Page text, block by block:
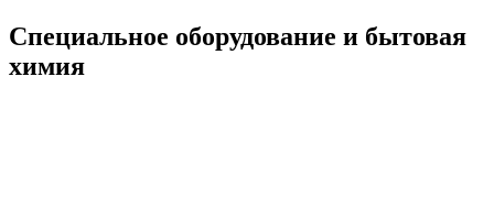
Специальное оборудование и бытовая
химия